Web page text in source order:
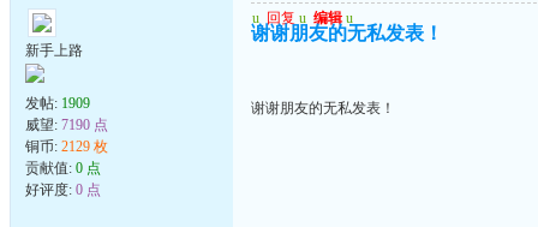
新手上路
发帖: 1909
威望: 7190 点
铜币: 2129 枚
贡献值: 0 点
好评度: 0 点
u 回复 u 编辑 u
谢谢朋友的无私发表！
谢谢朋友的无私发表！